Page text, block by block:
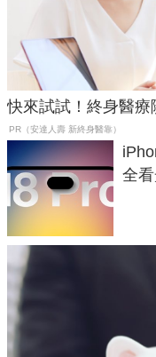
快來試試！終身醫療
PR（安達人壽 新終身醫靠）
全